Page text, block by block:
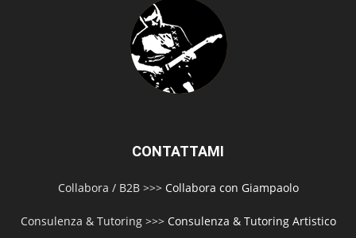
CONTATTAMI
Collabora / B2B >>> Collabora con Giampaolo
Consulenza & Tutoring >>> Consulenza & Tutoring Artistico